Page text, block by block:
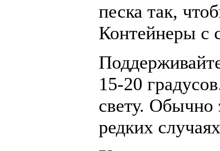
песка так,
Контейнеры с
15-20
свету. Обычно
редких